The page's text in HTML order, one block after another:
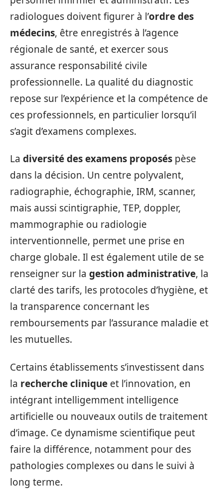
radiologues doivent figurer à l’ordre des
médecins, être enregistrés à l’agence
régionale de santé, et exercer sous
assurance responsabilité civile
professionnelle. La qualité du diagnostic
repose sur l’expérience et la compétence de
ces professionnels, en particulier lorsqu’il
s’agit d’examens complexes.
La diversité des examens proposés pèse
dans la décision. Un centre polyvalent,
radiographie, échographie, IRM, scanner,
mais aussi scintigraphie, TEP, doppler,
mammographie ou radiologie
interventionnelle, permet une prise en
charge globale. Il est également utile de se
renseigner sur la gestion administrative, la
clarté des tarifs, les protocoles d’hygiène, et
la transparence concernant les
remboursements par l’assurance maladie et
les mutuelles.
Certains établissements s’investissent dans
la recherche clinique et l’innovation, en
intégrant intelligemment intelligence
artificielle ou nouveaux outils de traitement
d’image. Ce dynamisme scientifique peut
faire la différence, notamment pour des
pathologies complexes ou dans le suivi à
long terme.